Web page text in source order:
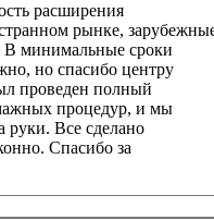
расширения
рынке,
В минимальные сроки
но спасибо центру
проведен полный
процедур, и мы
руки. Все сделано
Спасибо за